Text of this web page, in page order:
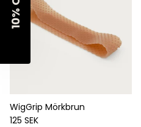
WigGrip Mörkbrun
Ordinarie pris
125 SEK